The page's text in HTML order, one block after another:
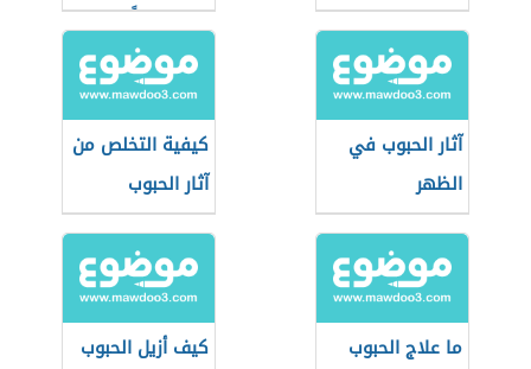
الوجه كلياً
آثار الحبوب في
الظهر
كيفية التخلص من
آثار الحبوب
ما علاج الحبوب
كيف أزيل الحبوب